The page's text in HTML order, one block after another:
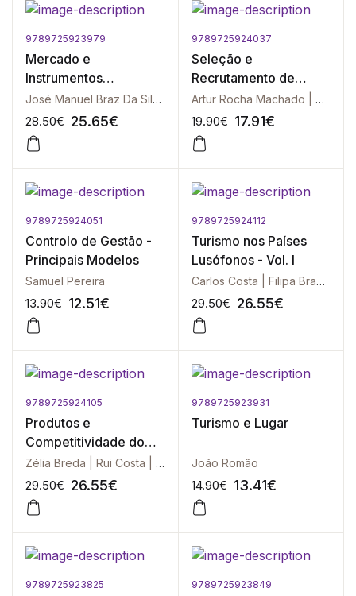
9789725923979
Mercado e
Instrumentos
Financeiros
Internacionais
José Manuel Braz Da Silva
28.50€ 25.65€
9789725924037
Seleção e
Recrutamento de
Pessoas
Artur Rocha Machado | Miguel Nuno Portugal
19.90€ 17.91€
9789725924051
Controlo de Gestão -
Principais Modelos
Samuel Pereira
13.90€ 12.51€
9789725924112
Turismo nos Países
Lusófonos - Vol. I
Carlos Costa | Filipa Brandão | Rui Costa | Zélia Breda
29.50€ 26.55€
9789725924105
Produtos e
Competitividade do
Turismo na Lusofonia -
Vol. II
Zélia Breda | Rui Costa | Filipa Brandão | Carlos Costa
29.50€ 26.55€
9789725923931
Turismo e Lugar
João Romão
14.90€ 13.41€
9789725923825 9789725923849